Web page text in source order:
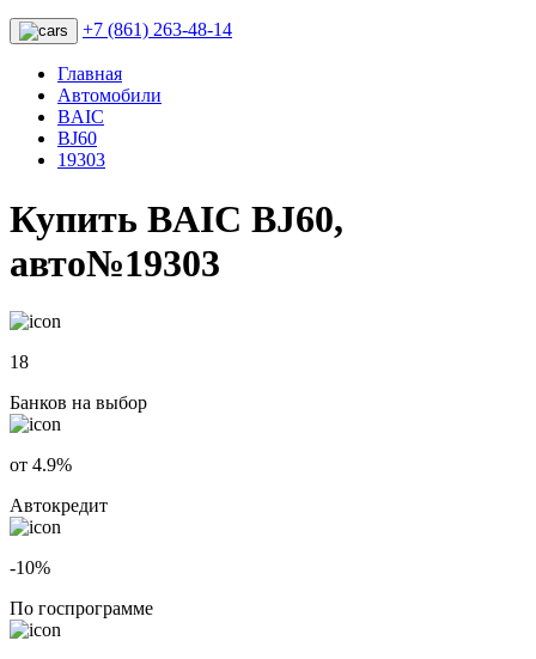
+7 (861) 263-48-14
Главная
Автомобили
BAIC
BJ60
19303
Купить BAIC BJ60,
авто№19303
18
Банков на выбор
от 4.9%
Автокредит
-10%
По госпрограмме